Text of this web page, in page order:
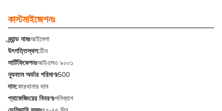
কাস্টমাইজেশনঃ
ব্র্যান্ড নামঃআইমেগা
উৎপত্তিস্থল:চীন
সার্টিফিকেশনঃআইএসও ৯০০১
ন্যূনতম অর্ডার পরিমাণঃ500
দাম:কারখানার দাম
প্যাকেজিংয়ের বিবরণঃপলিব্যাগ